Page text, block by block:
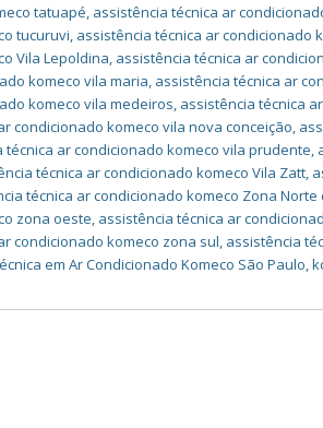
tatuapé, assistência técnica ar
tucuruvi, assistência técnica ar condicionado
Vila Lepoldina, assistência técnica ar
komeco vila maria, assistência técnica ar
komeco vila medeiros, assistência técnica
condicionado komeco vila nova conceição,
técnica ar condicionado komeco vila prudente,
técnica ar condicionado komeco Vila Zatt,
técnica ar condicionado komeco Zona Norte
zona oeste, assistência técnica ar
condicionado komeco zona sul, assistência
em Ar Condicionado Komeco São Paulo,